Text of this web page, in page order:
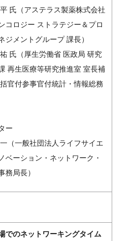
平 氏（アステラス製薬株式会社
コロジー ストラテジー＆プロ
ジメントグループ 課長）
祐 氏（厚生労働省 医政局 研究
再生医療等研究推進室 室長補
官付参事官付統計・情報総務
ー
一（一般社団法人ライフサイエ
ベーション・ネットワーク・
務局長）
でのネットワーキングタイム